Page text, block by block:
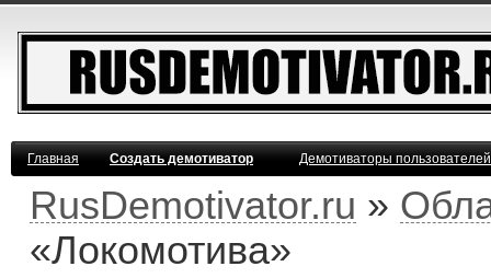
Главная Создать демотиватор Демотиваторы
RusDemotivator.ru »
«Локомотива»